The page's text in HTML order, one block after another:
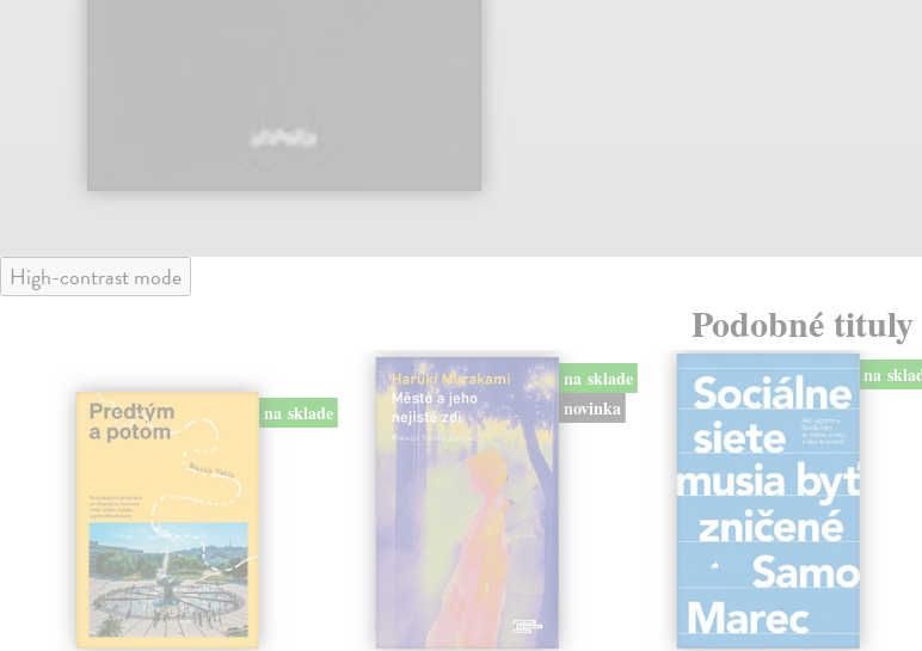
High-contrast mode
Podobné tituly
na sklade
na sklade
novinka
na